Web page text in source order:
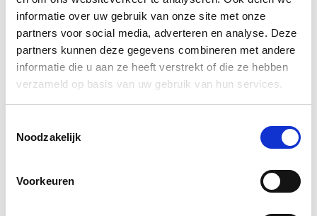
informatie over uw gebruik van onze site met onze
partners voor social media, adverteren en analyse. Deze
partners kunnen deze gegevens combineren met andere
informatie die u aan ze heeft verstrekt of die ze hebben
verzameld op basis van uw gebruik van hun services.
Noodzakelijk
Voorkeuren
A2 posters (59,4 x 42 cm)
roze fluoriserend papier
€4,50
A0 posters (118,9 x 84,1 cm)
oranje fluoriserend papier
€9,95